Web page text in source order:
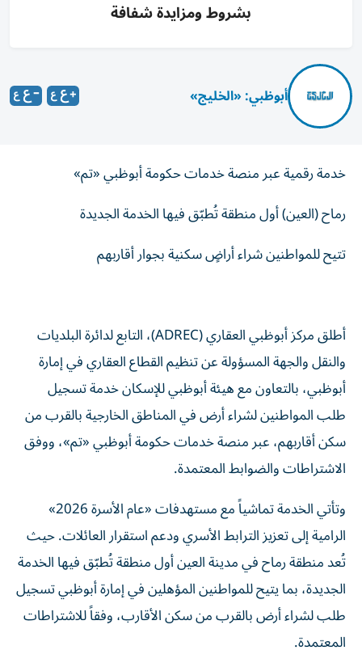
بشروط ومزايدة شفافة
أبوظبي: «الخليج»
خدمة رقمية عبر منصة خدمات حكومة أبوظبي «تم»
رماح (العين) أول منطقة تُطبّق فيها الخدمة الجديدة
تتيح للمواطنين شراء أراضٍ سكنية بجوار أقاربهم
أطلق مركز أبوظبي العقاري (ADREC)، التابع لدائرة البلديات
والنقل والجهة المسؤولة عن تنظيم القطاع العقاري في إمارة
أبوظبي، بالتعاون مع هيئة أبوظبي للإسكان خدمة تسجيل
طلب المواطنين لشراء أرض في المناطق الخارجية بالقرب من
سكن أقاربهم، عبر منصة خدمات حكومة أبوظبي «تم»، ووفق
الاشتراطات والضوابط المعتمدة.
وتأتي الخدمة تماشياً مع مستهدفات «عام الأسرة 2026»
الرامية إلى تعزيز الترابط الأسري ودعم استقرار العائلات. حيث
تُعد منطقة رماح في مدينة العين أول منطقة تُطبّق فيها الخدمة
الجديدة، بما يتيح للمواطنين المؤهلين في إمارة أبوظبي تسجيل
طلب لشراء أرض بالقرب من سكن الأقارب، وفقاً للاشتراطات
المعتمدة.